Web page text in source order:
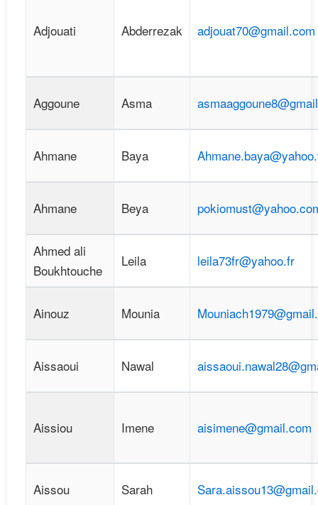
Adjouati Abderrezak adjouat70@gmail.com
Aggoune Asma
Ahmane Baya
Ahmane Beya
Ahmed ali
Boukhtouche
Leila leila73fr@yahoo.fr
Ainouz Mounia
Aissaoui Nawal
Aissiou Imene aisimene@gmail.com
Aissou Sarah